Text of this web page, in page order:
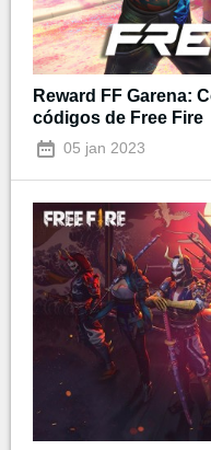
Reward FF Garena:
códigos de Free Fire
05 jan 2023